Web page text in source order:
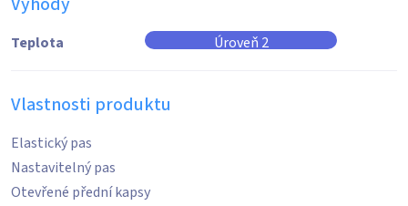
Teplota Úroveň 2
Vlastnosti produktu
Elastický pas
Nastavitelný pas
Otevřené přední kapsy